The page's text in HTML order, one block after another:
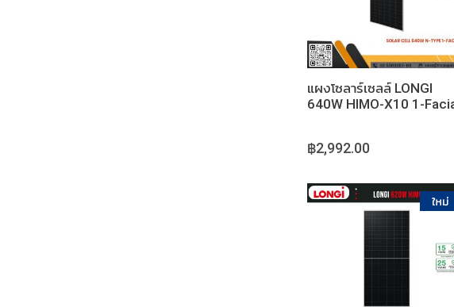
แผงโซลาร์เซลล์ LONGI
640W HIMO-X10 1-
฿2,992.00